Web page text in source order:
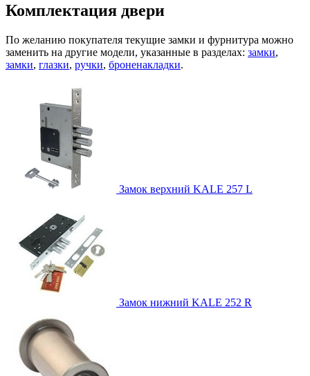
Комплектация двери
По желанию покупателя текущие замки и фурнитура можно
заменить на другие модели, указанные в разделах: замки,
замки, глазки, ручки, броненакладки.
Замок верхний KALE 257 L
Замок нижний KALE 252 R